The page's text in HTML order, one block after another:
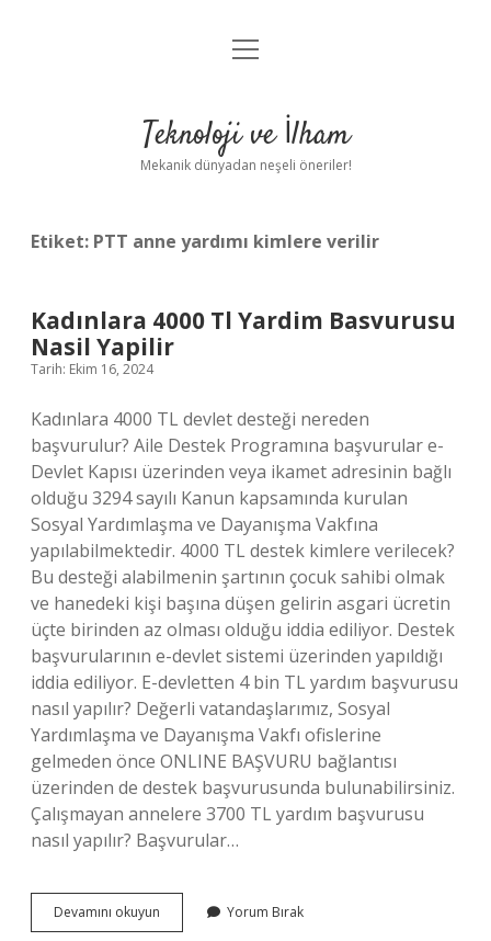
Anasayfa
Yasal Uyarı
menüyü
Teknoloji ve İlham
Mekanik dünyadan neşeli öneriler!
Etiket: PTT anne yardımı kimlere verilir
Kadınlara 4000 Tl Yardim Basvurusu
Nasil Yapilir
Tarih: Ekim 16, 2024
Kadınlara 4000 TL devlet desteği nereden
başvurulur? Aile Destek Programına başvurular e-
Devlet Kapısı üzerinden veya ikamet adresinin bağlı
olduğu 3294 sayılı Kanun kapsamında kurulan
Sosyal Yardımlaşma ve Dayanışma Vakfına
yapılabilmektedir. 4000 TL destek kimlere verilecek?
Bu desteği alabilmenin şartının çocuk sahibi olmak
ve hanedeki kişi başına düşen gelirin asgari ücretin
üçte birinden az olması olduğu iddia ediliyor. Destek
başvurularının e-devlet sistemi üzerinden yapıldığı
iddia ediliyor. E-devletten 4 bin TL yardım başvurusu
nasıl yapılır? Değerli vatandaşlarımız, Sosyal
Yardımlaşma ve Dayanışma Vakfı ofislerine
gelmeden önce ONLINE BAŞVURU bağlantısı
üzerinden de destek başvurusunda bulunabilirsiniz.
Çalışmayan annelere 3700 TL yardım başvurusu
nasıl yapılır? Başvurular…
Devamını okuyun Kadınlara
4000
Yorum Bırak